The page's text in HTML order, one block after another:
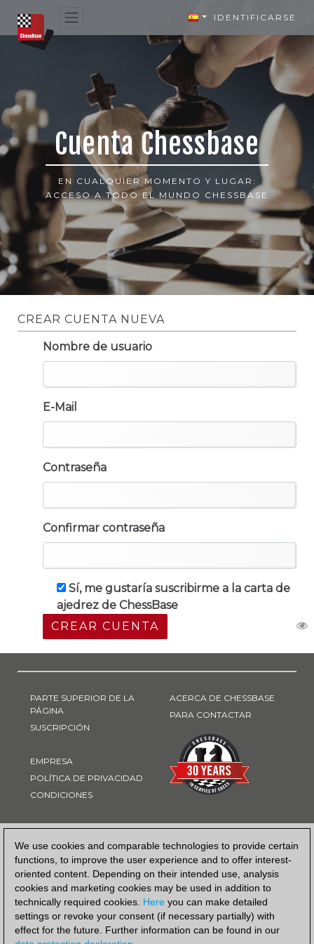
We use cookies and comparable technologies to provide certain
functions, to improve the user experience and to offer interest-
oriented content. Depending on their intended use, analysis
cookies and marketing cookies may be used in addition to
technically required cookies. Here you can make detailed
settings or revoke your consent (if necessary partially) with
effect for the future. Further information can be found in our
IDENTIFICARSE
Cuenta Chessbase
EN CUALQUIER MOMENTO Y LUGAR:
ACCESO A TODO EL MUNDO CHESSBASE
CREAR CUENTA NUEVA
Nombre de usuario
E-Mail
Contraseña
Confirmar contraseña
Sí, me gustaría suscribirme a la carta de
ajedrez de ChessBase
CREAR CUENTA
PARTE SUPERIOR DE LA
PÁGINA
SUSCRIPCIÓN
EMPRESA
POLÍTICA DE PRIVACIDAD
CONDICIONES
ACERCA DE CHESSBASE
PARA CONTACTAR
FORMA DE PAGO